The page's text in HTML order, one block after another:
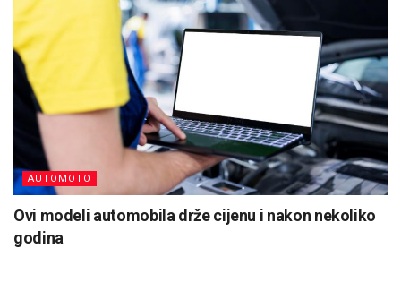
AUTOMOTO
Ovi modeli automobila drže cijenu i nakon nekoliko
godina